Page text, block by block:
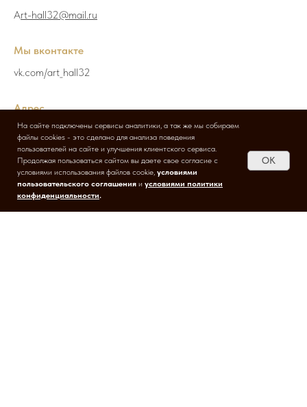
Аrt-hall32@mail.ru
Мы вконтакте
vk.com/art_hall32
Адрес
Брянск, Московский, 158а
На сайте подключены сервисы аналитики, а так же мы собираем
файлы cookies - это сделано для анализа поведения
пользователей на сайте и улучшения клиентского сервиса.
Продолжая пользоваться сайтом вы даете свое согласие c
условиями использования файлов cookie, условиями
пользовательского соглашения и условиями политики
конфиденциальности.
OK